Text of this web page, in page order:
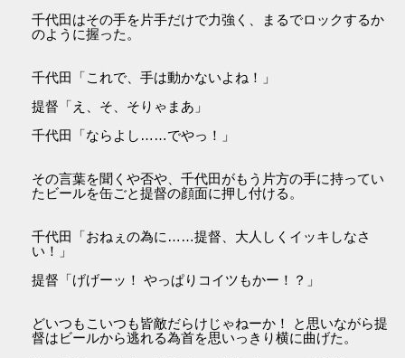
千代田はその手を片手だけで力強く、まるでロックするか
のように握った。
千代田「これで、手は動かないよね！」
提督「え、そ、そりゃまあ」
千代田「ならよし……でやっ！」
その言葉を聞くや否や、千代田がもう片方の手に持ってい
たビールを缶ごと提督の顔面に押し付ける。
千代田「おねぇの為に……提督、大人しくイッキしなさ
い！」
提督「げげーッ！ やっぱりコイツもかー！？」
どいつもこいつも皆敵だらけじゃねーか！ と思いながら提
督はビールから逃れる為首を思いっきり横に曲げた。